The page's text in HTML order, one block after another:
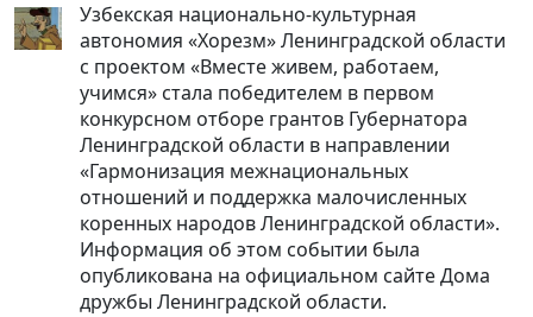
Узбекская национально-культурная
автономия «Хорезм» Ленинградской области
с проектом «Вместе живем, работаем,
учимся» стала победителем в первом
конкурсном отборе грантов Губернатора
Ленинградской области в направлении
«Гармонизация межнациональных
отношений и поддержка малочисленных
коренных народов Ленинградской области».
Информация об этом событии была
опубликована на официальном сайте Дома
дружбы Ленинградской области.